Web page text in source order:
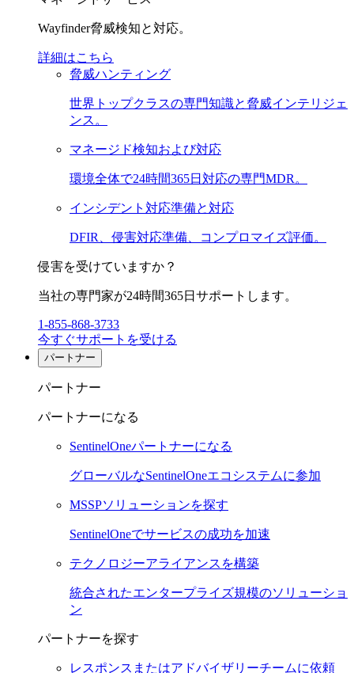
Wayfinder脅威検知と対応。
詳細はこちら
脅威ハンティング
世界トップクラスの専門知識と脅威インテリジェ
ンス。
マネージド検知および対応
環境全体で24時間365日対応の専門MDR。
インシデント対応準備と対応
DFIR、侵害対応準備、コンプロマイズ評価。
侵害を受けていますか？
当社の専門家が24時間365日サポートします。
1-855-868-3733
今すぐサポートを受ける
パートナー
パートナー
パートナーになる
SentinelOneパートナーになる
グローバルなSentinelOneエコシステムに参加
MSSPソリューションを探す
SentinelOneでサービスの成功を加速
テクノロジーアライアンスを構築
統合されたエンタープライズ規模のソリューショ
ン
パートナーを探す
レスポンスまたはアドバイザリーチームに依頼